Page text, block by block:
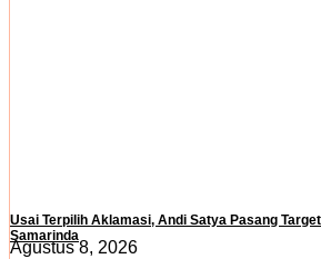
Usai Terpilih Aklamasi, Andi Satya Pasang
Samarinda
Agustus 8, 2026